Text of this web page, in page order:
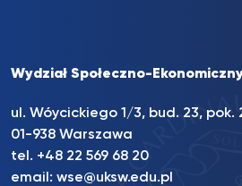
Wydział Społeczno-
ul. Wóycickiego 1/3, bud. 23, pok.
01-938 Warszawa
tel. +48 22 569 68 20
email: wse@uksw.edu.pl